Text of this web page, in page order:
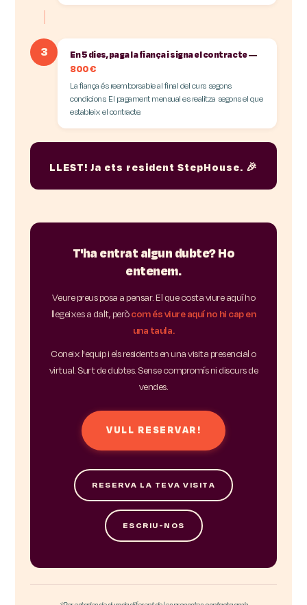
3
En 5 dies, paga la fiança i signa el contracte —
800 €
La fiança és reemborsable al final del curs segons
condicions. El pagament mensual es realitza segons el que
estableix el contracte.
LLEST! Ja ets resident StepHouse. 🎉
T'ha entrat algun dubte? Ho
entenem.
Veure preus posa a pensar. El que costa viure aquí ho
llegeixes a dalt, peròcom és viure aquí no hi cap en
una taula.
Coneix l'equip i els residents en una visita presencial o
virtual. Surt de dubtes. Sense compromís ni discurs de
vendes.
VULL RESERVAR!
RESERVA LA TEVA VISITA
ESCRIU-NOS